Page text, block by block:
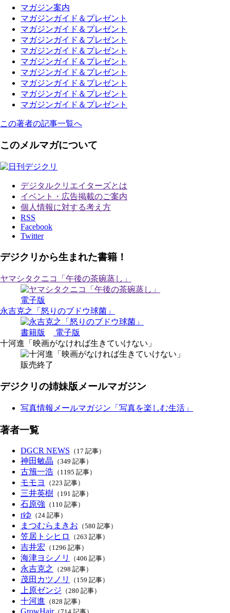
マガジン案内
マガジンガイド＆プレゼント
マガジンガイド＆プレゼント
マガジンガイド＆プレゼント
マガジンガイド＆プレゼント
マガジンガイド＆プレゼント
マガジンガイド＆プレゼント
マガジンガイド＆プレゼント
マガジンガイド＆プレゼント
マガジンガイド＆プレゼント
この著者の記事一覧へ
このメルマガについて
デジタルクリエイターズとは
イベント・広告掲載のご案内
個人情報に対する考え方
RSS
Facebook
Twitter
デジクリから生まれた書籍！
ヤマシタクニコ「午後の茶碗蒸し」
電子版
永吉克之「怒りのブドウ球菌」
書籍版
電子版
十河進「映画がなければ生きていけない」
販売終了
デジクリの姉妹版メールマガジン
写真情報メールマガジン「写真を楽しむ生活」
著者一覧
DGCR NEWS （17 記事）
神田敏晶 （349 記事）
古籏一浩 （1195 記事）
モモヨ （223 記事）
三井英樹 （191 記事）
石原強 （110 記事）
rゆ （24 記事）
まつむらまきお （580 記事）
笠居トシヒロ （263 記事）
吉井宏 （1296 記事）
海津ヨシノリ （406 記事）
永吉克之 （298 記事）
茂田カツノリ （159 記事）
上原ゼンジ （280 記事）
十河進 （828 記事）